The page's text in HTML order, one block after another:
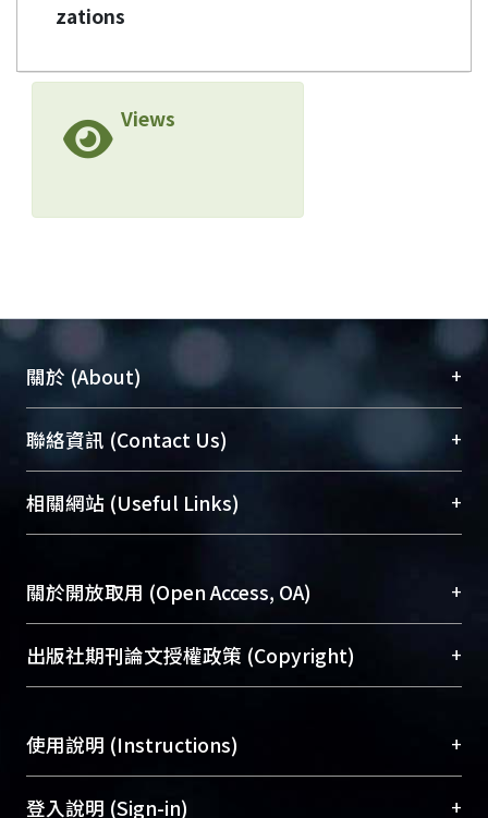
zations
Views
關於 (About) +
臺大位居世界頂尖大學之列，為永久珍藏及向國際
展現本校豐碩的研究成果及學術能量，圖書館整合
機構典藏（NTUR）與學術庫（AH）不同功能平
台，成為臺大學術典藏NTU scholars。期能整合研
成果。
To permanently archive and promote researcher
profiles and scholarly works, Library integrates the
services of “NTU Repository” with “Academic
聯絡資訊 (Contact Us) +
總館學科館員(Main Library)
醫學圖書館學科館員(Medical Library)
Sciences Library)
相關網站 (Useful Links) +
關於開放取用 (Open Access, OA) +
開放取用是從使用者角度提升資訊取用性的社會運
動，應用在學術研究上是透過將研究著作公開供使
用逐年攀升。同時可加速研究發展、提升研究影響
Archive）平台。 （點選深入了解OA）
出版社期刊論文授權政策 (Copyright) +
含部分內容的版權非匯入者所有，或由第三方贊
助與合作完成，請確認該版權所有者及第三方同
意提供此授權。
使用說明 (Instructions) +
網站簡介(Quickstart Guide)
登入說明 (Sign-in) +